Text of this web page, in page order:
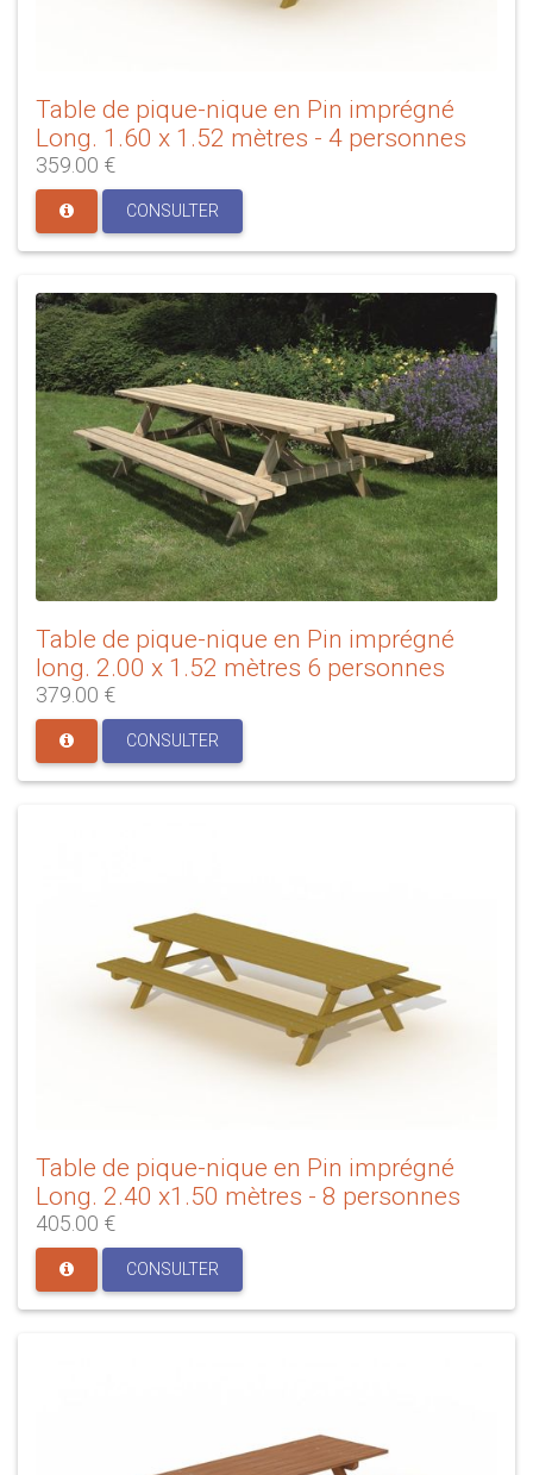
Table de pique-nique en Pin imprégné
Long. 1.60 x 1.52 mètres - 4 personnes
359.00 €
CONSULTER
Table de pique-nique en Pin imprégné
long. 2.00 x 1.52 mètres 6 personnes
379.00 €
CONSULTER
Table de pique-nique en Pin imprégné
Long. 2.40 x1.50 mètres - 8 personnes
405.00 €
CONSULTER